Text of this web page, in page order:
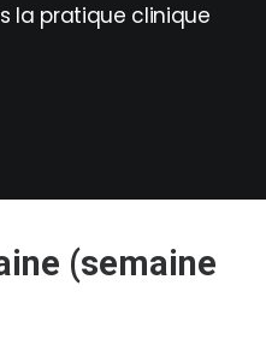
la pratique clinique
(semaine